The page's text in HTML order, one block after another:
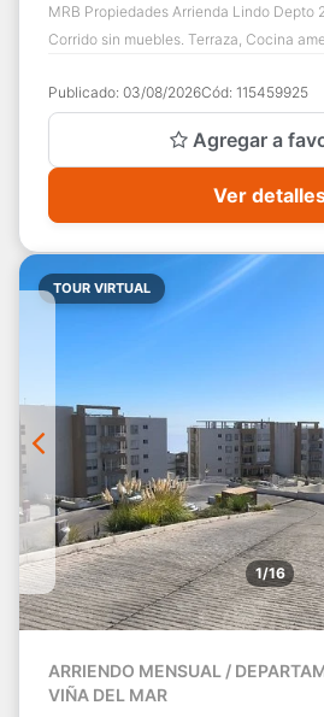
MRB Propiedades Arrienda Lindo Depto
Corrido sin muebles. Terraza, Cocina
Publicado: 03/08/2026Cód: 115459925
Agregar a
Ver
TOUR VIRTUAL
1/16
ARRIENDO MENSUAL /
VIÑA DEL MAR